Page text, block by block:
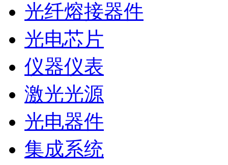
光纤熔接器件
光电芯片
仪器仪表
激光光源
光电器件
集成系统